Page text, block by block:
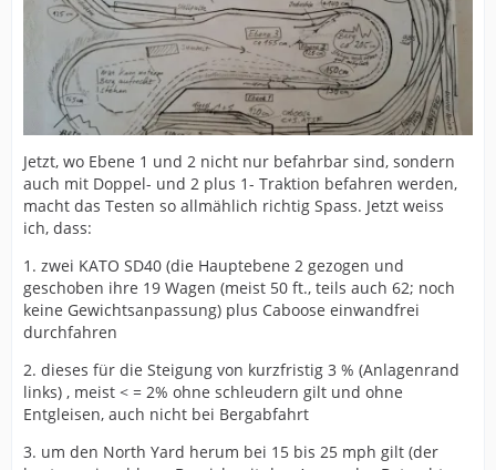
Jetzt, wo Ebene 1 und 2 nicht nur befahrbar sind, sondern
auch mit Doppel- und 2 plus 1- Traktion befahren werden,
macht das Testen so allmählich richtig Spass. Jetzt weiss
ich, dass:
1. zwei KATO SD40 (die Hauptebene 2 gezogen und
geschoben ihre 19 Wagen (meist 50 ft., teils auch 62; noch
keine Gewichtsanpassung) plus Caboose einwandfrei
durchfahren
2. dieses für die Steigung von kurzfristig 3 % (Anlagenrand
links) , meist < = 2% ohne schleudern gilt und ohne
Entgleisen, auch nicht bei Bergabfahrt
3. um den North Yard herum bei 15 bis 25 mph gilt (der